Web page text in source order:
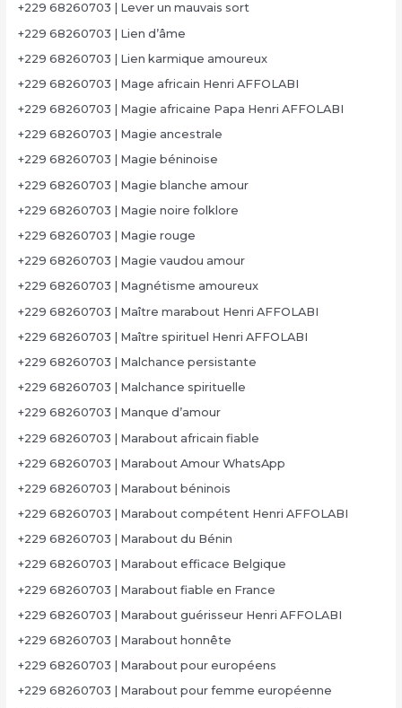
+229 68260703 | Lever un mauvais sort
+229 68260703 | Lien d’âme
+229 68260703 | Lien karmique amoureux
+229 68260703 | Mage africain Henri AFFOLABI
+229 68260703 | Magie africaine Papa Henri AFFOLABI
+229 68260703 | Magie ancestrale
+229 68260703 | Magie béninoise
+229 68260703 | Magie blanche amour
+229 68260703 | Magie noire folklore
+229 68260703 | Magie rouge
+229 68260703 | Magie vaudou amour
+229 68260703 | Magnétisme amoureux
+229 68260703 | Maître marabout Henri AFFOLABI
+229 68260703 | Maître spirituel Henri AFFOLABI
+229 68260703 | Malchance persistante
+229 68260703 | Malchance spirituelle
+229 68260703 | Manque d’amour
+229 68260703 | Marabout africain fiable
+229 68260703 | Marabout Amour WhatsApp
+229 68260703 | Marabout béninois
+229 68260703 | Marabout compétent Henri AFFOLABI
+229 68260703 | Marabout du Bénin
+229 68260703 | Marabout efficace Belgique
+229 68260703 | Marabout fiable en France
+229 68260703 | Marabout guérisseur Henri AFFOLABI
+229 68260703 | Marabout honnête
+229 68260703 | Marabout pour européens
+229 68260703 | Marabout pour femme européenne